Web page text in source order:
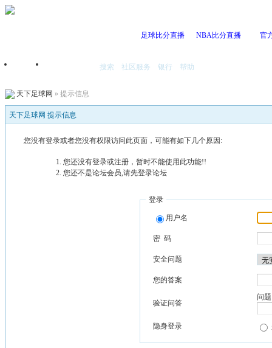
足球比分直播 NBA比分直播 官
首页 搜索 社区服务 银行 帮助
天下足球网 » 提示信息
天下足球网 提示信息
您没有登录或者您没有权限访问此页面，可能有如下几个原因:
您还没有登录或注册，暂时不能使用此功能!!
您还不是论坛会员,请先登录论坛
登录
用户名
密 码
安全问题
您的答案
验证问答
问
隐身登录